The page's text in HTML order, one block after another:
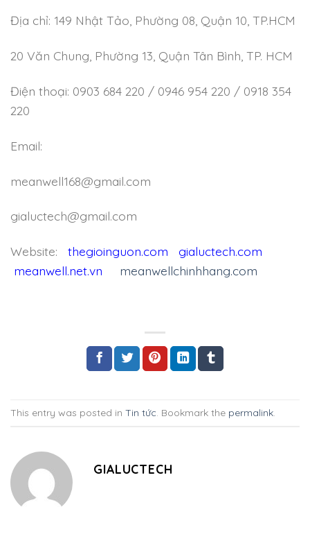
Địa chỉ: 149 Nhật Tảo, Phường 08, Quận 10, TP.HCM
20 Văn Chung, Phường 13, Quận Tân Bình, TP. HCM
Điện thoại: 0903 684 220 / 0946 954 220 / 0918 354
220
Email:
meanwell168@gmail.com
gialuctech@gmail.com
Website: thegioinguon.com
gialuctech.com
meanwell.net.vn
meanwellchinhhang.com
This entry was posted in Tin tức. Bookmark the permalink.
GIALUCTECH